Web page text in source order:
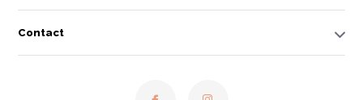
Contact